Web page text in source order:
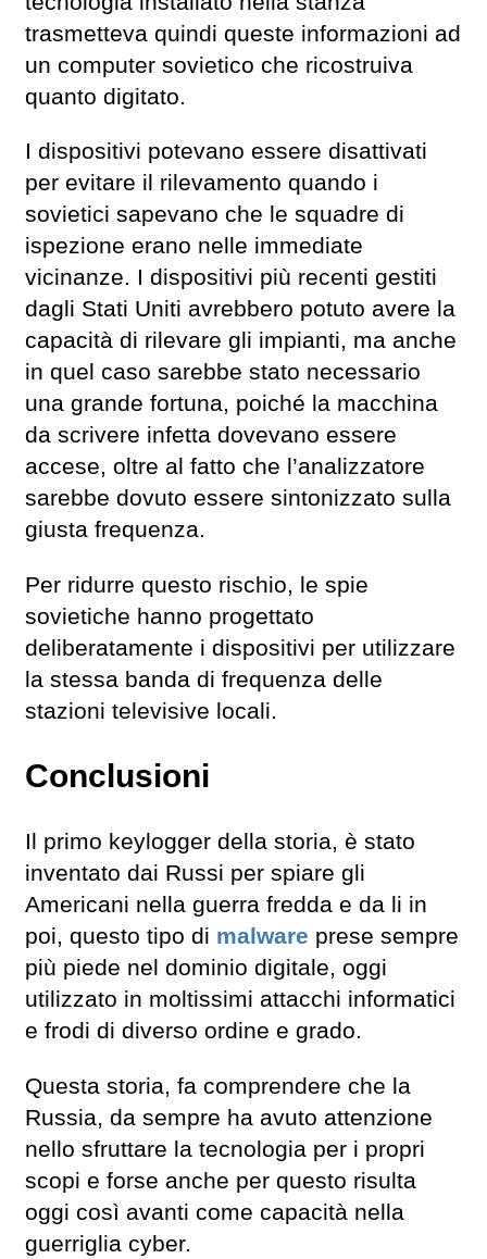
trasmetteva quindi queste informazioni ad
un computer sovietico che ricostruiva
quanto digitato.
I dispositivi potevano essere disattivati ​​
per evitare il rilevamento quando i
sovietici sapevano che le squadre di
ispezione erano nelle immediate
vicinanze. I dispositivi più recenti gestiti
dagli Stati Uniti avrebbero potuto avere la
capacità di rilevare gli impianti, ma anche
in quel caso sarebbe stato necessario
una grande fortuna, poiché la macchina
da scrivere infetta dovevano essere
accese, oltre al fatto che l’analizzatore
sarebbe dovuto essere sintonizzato sulla
giusta frequenza.
Per ridurre questo rischio, le spie
sovietiche hanno progettato
deliberatamente i dispositivi per utilizzare
la stessa banda di frequenza delle
stazioni televisive locali.
Conclusioni
Il primo keylogger della storia, è stato
inventato dai Russi per spiare gli
Americani nella guerra fredda e da li in
poi, questo tipo di malware prese sempre
più piede nel dominio digitale, oggi
utilizzato in moltissimi attacchi informatici
e frodi di diverso ordine e grado.
Questa storia, fa comprendere che la
Russia, da sempre ha avuto attenzione
nello sfruttare la tecnologia per i propri
scopi e forse anche per questo risulta
oggi così avanti come capacità nella
guerriglia cyber.